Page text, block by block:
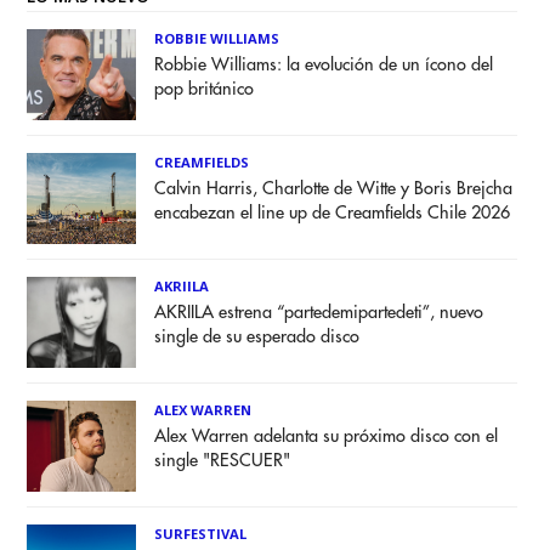
ROBBIE WILLIAMS
Robbie Williams: la evolución de un ícono del
pop británico
CREAMFIELDS
Calvin Harris, Charlotte de Witte y Boris Brejcha
encabezan el line up de Creamfields Chile 2026
AKRIILA
AKRIILA estrena “partedemipartedeti”, nuevo
single de su esperado disco
ALEX WARREN
Alex Warren adelanta su próximo disco con el
single "RESCUER"
SURFESTIVAL